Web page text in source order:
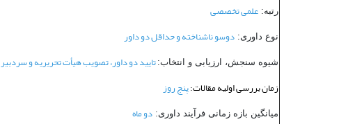
رتبه: علمی تخصصی
نوع داوری: دوسو ناشناخته و حداقل دو داور
شیوه سنجش، ارزیابی و انتخاب: تایید دو داور، تصویب هیأت تحریریه و سردبیر
زمان بررسی اولیه مقالات:پنج روز
میانگین بازه زمانی فرآیند داوری: دو ماه